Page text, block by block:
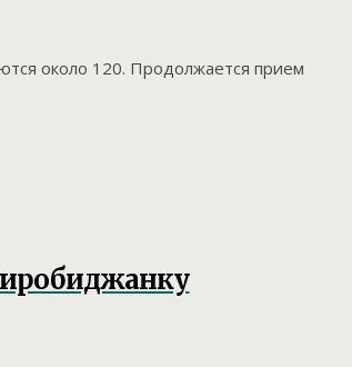
около 120. Продолжается прием